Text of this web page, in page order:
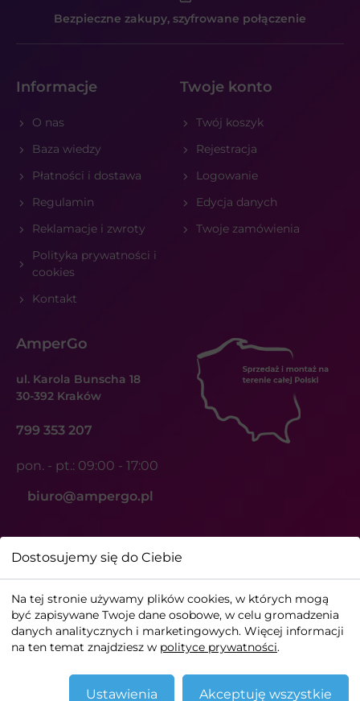
Dostosujemy się do Ciebie
Na tej stronie używamy plików cookies, w których mogą
być zapisywane Twoje dane osobowe, w celu gromadzenia
danych analitycznych i marketingowych. Więcej informacji
na ten temat znajdziesz w polityce prywatności.
Ustawienia Akceptuję wszystkie
Bezpieczne zakupy, szyfrowane połączenie
Informacje
O nas
Baza wiedzy
Płatności i dostawa
Regulamin
Reklamacje i zwroty
Polityka prywatności i
cookies
Kontakt
Twoje konto
Twój koszyk
Rejestracja
Logowanie
Edycja danych
Twoje zamówienia
AmperGo
ul. Karola Bunscha 18
30-392 Kraków
799 353 207
pon. - pt.: 09:00 - 17:00
biuro@ampergo.pl
ⓒ AmperGo - stacje ładowania samochodów. Wszelkie
prawa zastrzeżone
Zarządzaj plikami cookies